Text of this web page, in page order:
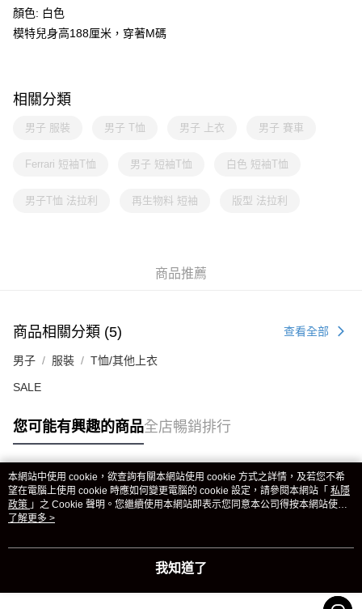
顏色: 白色
模特兒身高188厘米，穿著M碼
相關分類
男子 服裝 男子 T恤 男子 上衣 男子 賽車
Ferrari 短袖T恤 男子 短袖T恤 白色 短袖T恤
男子T恤 法拉利 再生物料 短袖 版型 法拉利
商品推薦
商品相關分類 (5) 查看全部
男子 服裝 T恤/其他上衣
SALE
您可能有興趣的商品全店暢銷排行
熱門標籤
熱銷排行
本網站中使用 cookie，欲查詢有關本網站使用 cookie 方式之詳情，及若您不希
望在電腦上使用 cookie 時應如何變更電腦的 cookie 設定，請參閱本網站「 私隱
政策 」之 Cookie 聲明。您繼續使用本網站即表示您同意本公司得按本網站使用
條款之 Cookie 聲明使用 cookie。
了解更多 >
我知道了